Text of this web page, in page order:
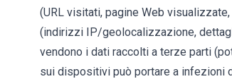
(URL visitati, pagine Web
(indirizzi IP/geolocalizzazione,
vendono i dati raccolti a terze parti
sui dispositivi può portare a infezioni